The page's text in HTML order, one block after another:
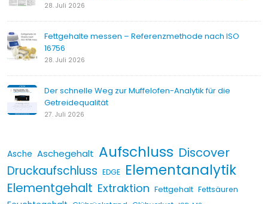
28. Juli 2026
Fettgehalte messen – Referenzmethode nach ISO
16756
28. Juli 2026
Der schnelle Weg zur Muffelofen-Analytik für die
Getreidequalität
27. Juli 2026
Asche Aschegehalt Aufschluss Discover
Druckaufschluss EDGE Elementanalytik
Elementgehalt Extraktion Fettgehalt Fettsäuren